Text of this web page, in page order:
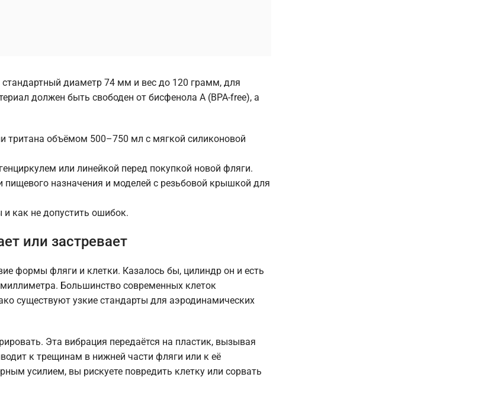
диаметр 74 мм и вес до 120 грамм, для
должен быть свободен от бисфенола А (BPA-free), а
тритана объёмом 500–750 мл с мягкой силиконовой
или линейкой перед покупкой новой фляги.
назначения и моделей с резьбовой крышкой для
как не допустить ошибок.
или застревает
формы фляги и клетки. Казалось бы, цилиндр он и есть
Большинство современных клеток
существуют узкие стандарты для аэродинамических
Эта вибрация передаётся на пластик, вызывая
к трещинам в нижней части фляги или к её
усилием, вы рискуете повредить клетку или сорвать